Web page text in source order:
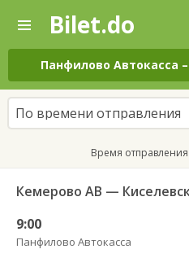
—
Поиск
и
покупка
билетов
на
автобус
онлайн
Bilet.do
Панфилово Автокасса –
По времени отправления
Время
Кемерово АВ —
9:00
Панфилово Автокасса